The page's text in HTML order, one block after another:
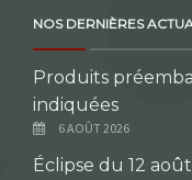
NOS DERNIÈRES
Produits
indiquées
6 AOÛT 2026
Éclipse du 12